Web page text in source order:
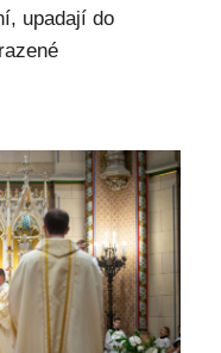
upadají do